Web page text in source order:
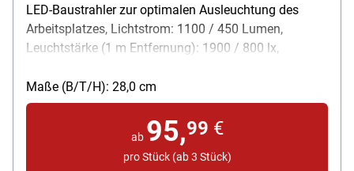
LED-Baustrahler zur optimalen Ausleuchtung des
Arbeitsplatzes, Lichtstrom: 1100 / 450 Lumen,
Leuchtstärke (1 m Entfernung): 1900 / 800 lx,
Laufzeit 40V max. / 4,0 Ah: 10 / 22 Stunden,
Vertikaler Winkelbereich: 240 º, Maße (B/T/H): 298 x
249 x 280 mm, Eigenschaften: dimmbar / Schutzart
IP65, Lichtfarbe: tageslichtweiß, Besonderheiten:
kompatibel mit allen Makita 14,4 V /18 V / 40 V Akkus
Maße (B/T/H): 28,0 cm
ab 95,99 €
pro Stück (ab 3 Stück)